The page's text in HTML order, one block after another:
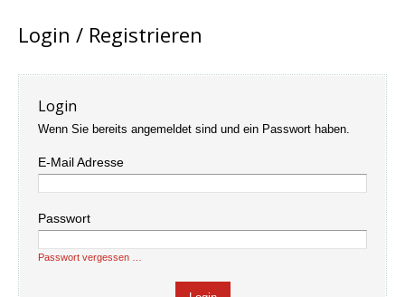
Login / Registrieren
Login
Wenn Sie bereits angemeldet sind und ein Passwort haben.
E-Mail Adresse
Passwort
Passwort vergessen …